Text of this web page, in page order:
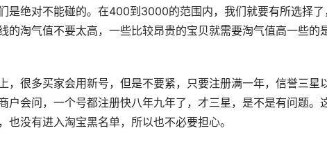
是绝对不能碰的。在400到3000的范围内，我们就要有所选择了
的淘气值不要太高，一些比较昂贵的宝贝就需要淘气值高一些的
，很多买家会用新号，但是不要紧，只要注册满一年，信誉三星
户会问，一个号都注册快八年九年了，才三星，是不是有问题。
没有进入淘宝黑名单，所以也不必要担心。